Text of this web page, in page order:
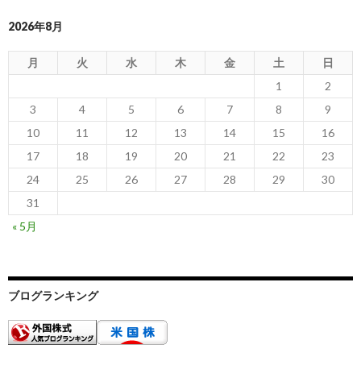
2026年8月
月 火 水 木 金 土
日
1
2
3
4 5 6 7 8
9
10
11 12 13 14 15
16
17
18 19 20 21 22
23
24
25 26 27 28 29
30
31
« 5月
ブログランキング